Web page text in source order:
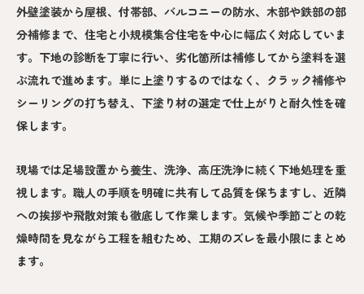
外壁塗装から屋根、付帯部、バルコニーの防水、木部や鉄部の部
分補修まで、住宅と小規模集合住宅を中心に幅広く対応していま
す。下地の診断を丁寧に行い、劣化箇所は補修してから塗料を選
ぶ流れで進めます。単に上塗りするのではなく、クラック補修や
シーリングの打ち替え、下塗り材の選定で仕上がりと耐久性を確
保します。
現場では足場設置から養生、洗浄、高圧洗浄に続く下地処理を重
視します。職人の手順を明確に共有して品質を保ちますし、近隣
への挨拶や飛散対策も徹底して作業します。気候や季節ごとの乾
燥時間を見ながら工程を組むため、工期のズレを最小限にまとめ
ます。